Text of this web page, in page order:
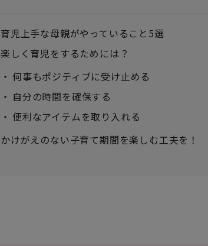
育児上手な母親がやっていること5選
楽しく育児をするためには？
何事もポジティブに受け止める
自分の時間を確保する
便利なアイテムを取り入れる
かけがえのない子育て期間を楽しむ工夫を！